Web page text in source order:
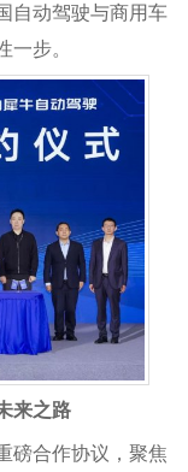
自动驾驶与商用车
一步。
来之路
磅合作协议，聚焦